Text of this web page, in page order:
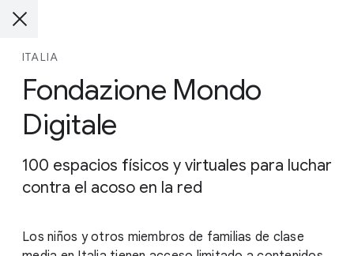
ITALIA
Fondazione Mondo
Digitale
100 espacios físicos y virtuales para luchar
contra el acoso en la red
Los niños y otros miembros de familias de clase